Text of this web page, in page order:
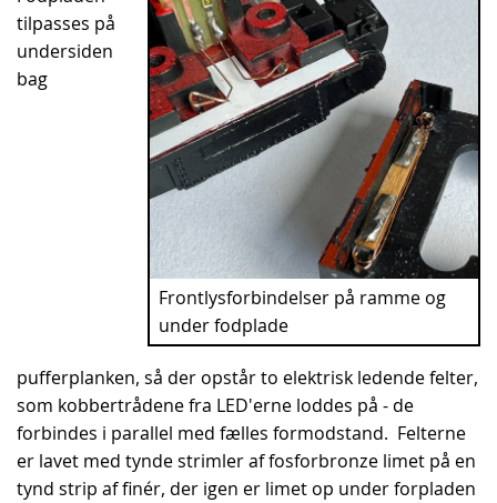
Frontlysforbindelser på ramme og
under fodplade
tilpasses på
undersiden
bag
pufferplanken, så der opstår to elektrisk ledende felter,
som kobbertrådene fra LED'erne loddes på - de
forbindes i parallel med fælles formodstand. Felterne
er lavet med tynde strimler af fosforbronze limet på en
tynd strip af finér, der igen er limet op under forpladen